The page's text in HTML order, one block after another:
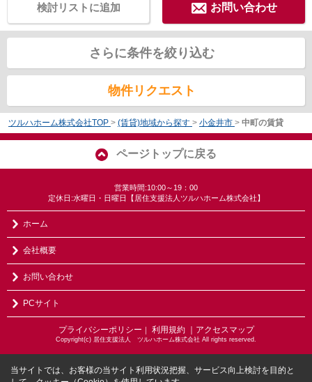
お問い合わせ
検討リストに追加
さらに条件を絞り込む
物件リクエスト
ツルハホーム株式会社TOP > (賃貸)地域から探す > 小金井市 > 中町の賃貸
ページトップに戻る
営業時間:10:00～19：00
定休日:水曜日・日曜日【居住支援法人ツルハホーム株式会社】
ホーム
会社概要
お問い合わせ
PCサイト
プライバシーポリシー ｜ 利用規約 ｜アクセスマップ
Copyright(c) 居住支援法人 ツルハホーム株式会社 All rights reserved.
当サイトでは、お客様の当サイト利用状況把握、サービス向上検討を目的と